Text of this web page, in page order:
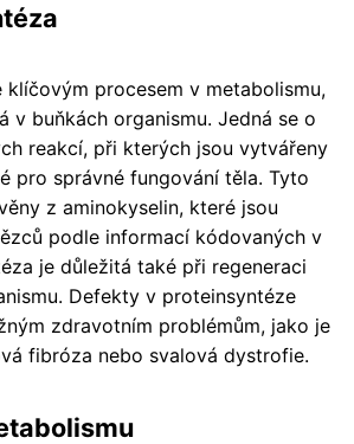
klíčovým procesem v metabolismu,
v buňkách organismu. Jedná se o
reakcí, při kterých jsou vytvářeny
pro správné fungování těla. Tyto
z aminokyselin, které jsou
podle informací kódovaných v
je důležitá také při regeneraci
Defekty v proteinsyntéze
zdravotním problémům, jako je
fibróza nebo svalová dystrofie.